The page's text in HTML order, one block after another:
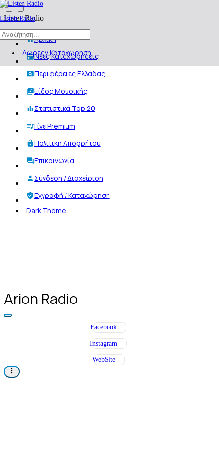
Listen Radio
Δωρεαν Καταχωρηση
Listen Radio
Αρχική
Νέες Καταχωρήσεις
Περιφέρειες Ελλάδας
Είδος Μουσικής
Στατιστικά Top 20
Γίνε Premium
Πολιτική Απορρήτου
Επικοινωνία
Σύνδεση / Διαχείριση
Εγγραφή / Καταχώρηση
Dark Theme
Arion Radio
Facebook
Instagram
WebSite